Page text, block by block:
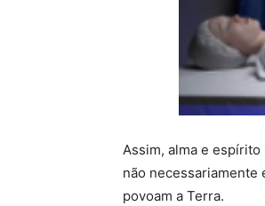
Assim, alma e
não necessariamente
povoam a Terra.